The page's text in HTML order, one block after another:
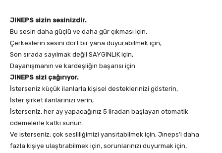
JINEPS sizin sesinizdir.
Bu sesin daha güçlü ve daha gür çıkması için,
Çerkeslerin sesini dört bir yana duyurabilmek için,
Son sırada sayılmak değil SAYGINLIK için,
Dayanışmanın ve kardeşliğin başarısı için
JINEPS sizi çağırıyor.
İsterseniz küçük ilanlarla kişisel desteklerinizi gösterin,
İster şirket ilanlarınızı verin,
İsterseniz, her ay yapacağınız 5 liradan başlayan otomatik
ödemelerle katkı sunun.
Ve isterseniz; çok sesliliğimizi yansıtabilmek için, Jıneps’i daha
fazla kişiye ulaştırabilmek için, sorunlarınızı duyurmak için,